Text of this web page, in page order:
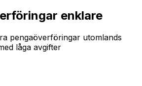
enklare
pengaöverföringar utomlands
låga avgifter